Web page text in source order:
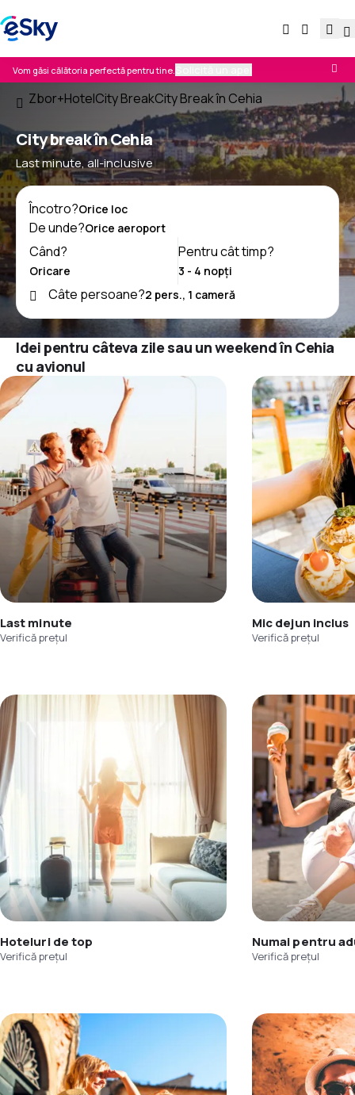
Vom găsi călătoria perfectă pentru tine.
Zbor+HotelCity BreakCity Break în Cehia
City break în Cehia
Last minute, all-inclusive
Încotro?
De unde?
Când?
Pentru cât timp?
Câte persoane?
Idei pentru câteva zile sau un weekend în Cehia
cu avionul
Last minute
Verifică prețul
Mic dejun inclus
Verifică prețul
Hoteluri de top
Verifică prețul
Numai pentru
Verifică prețul